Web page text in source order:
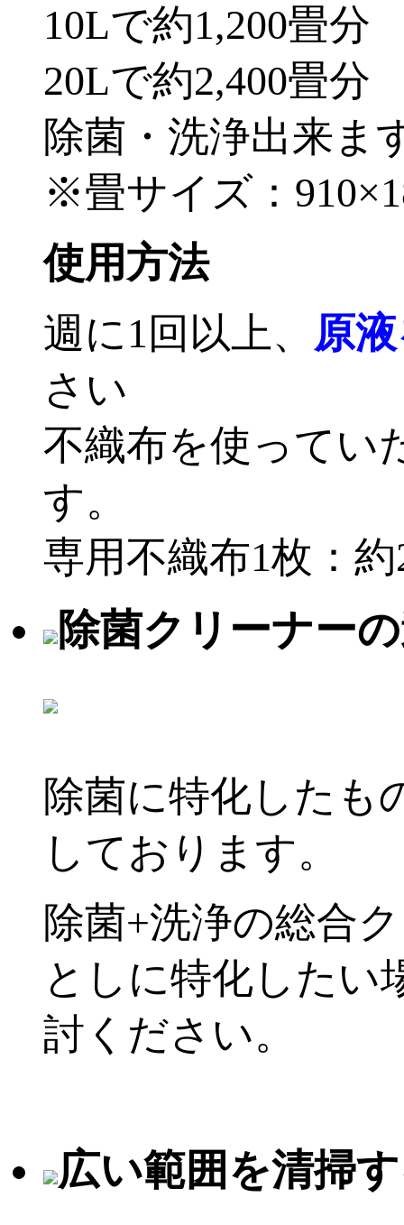
10Lで約1,200畳分
20Lで約2,400畳分
除菌・洗浄出来ま
※畳サイズ：
使用方法
週に1回以上、 原
さい
不織布を使ってい
す。
専用不織布1枚：
除菌クリーナー
除菌に特化したも
しております。
除菌+洗浄の総合
としに特化したい
討ください。
広い範囲を清掃